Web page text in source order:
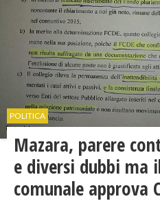
POLITICA
Mazara, parere
e diversi dubbi ma
comunale approva